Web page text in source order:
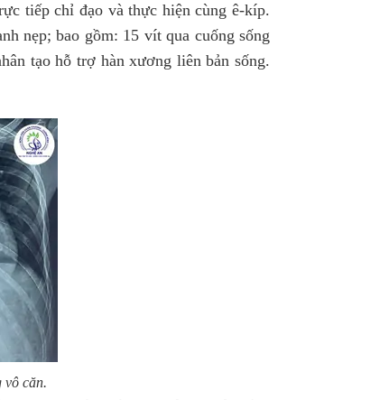
tiếp chỉ đạo và thực hiện cùng ê-kíp.
nẹp; bao gồm: 15 vít qua cuống sống
tạo hỗ trợ hàn xương liên bản sống.
vô căn.